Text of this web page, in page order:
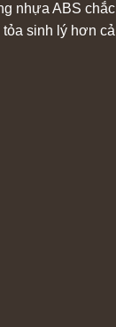
nhựa ABS chắc
tỏa sinh lý hơn cả